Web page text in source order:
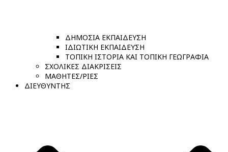
ΔΗΜΟΣΙΑ ΕΚΠΑΙΔΕΥΣΗ
ΙΔΙΩΤΙΚΗ ΕΚΠΑΙΔΕΥΣΗ
ΤΟΠΙΚΗ ΙΣΤΟΡΙΑ ΚΑΙ ΤΟΠΙΚΗ ΓΕΩΓΡΑΦΙΑ
ΣΧΟΛΙΚΕΣ ΔΙΑΚΡΙΣΕΙΣ
ΜΑΘΗΤΕΣ/ΡΙΕΣ
ΔΙΕΥΘΥΝΤΗΣ